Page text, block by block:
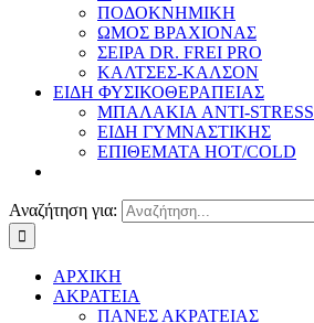
ΠΟΔΟΚΝΗΜΙΚΗ
ΩΜΟΣ ΒΡΑΧΙΟΝΑΣ
ΣΕΙΡΑ DR. FREI PRO
ΚΑΛΤΣΕΣ-ΚΑΛΣΟΝ
ΕΙΔΗ ΦΥΣΙΚΟΘΕΡΑΠΕΙΑΣ
ΜΠΑΛΑΚΙΑ ANTI-STRESS
ΕΙΔΗ ΓΥΜΝΑΣΤΙΚΗΣ
ΕΠΙΘΕΜΑΤΑ HOT/COLD
Αναζήτηση για:
ΑΡΧΙΚΗ
ΑΚΡΑΤΕΙΑ
ΠΑΝΕΣ ΑΚΡΑΤΕΙΑΣ